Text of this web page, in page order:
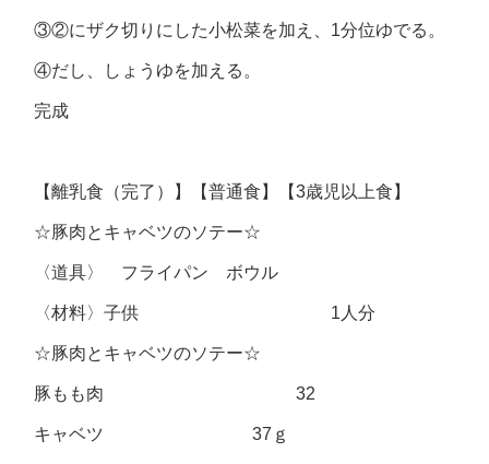
③②にザク切りにした小松菜を加え、1分位ゆでる。
④だし、しょうゆを加える。
完成
【離乳食（完了）】【普通食】【3歳児以上食】
☆豚肉とキャベツのソテー☆
〈道具〉 フライパン ボウル
〈材料〉子供 1人分
☆豚肉とキャベツのソテー☆
豚もも肉 32
キャベツ 37ｇ